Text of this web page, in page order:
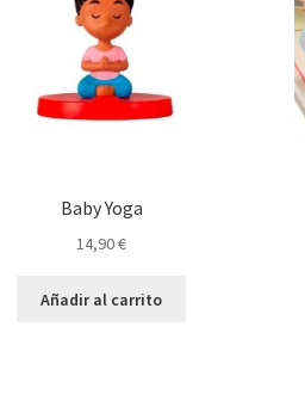
Baby Yoga
14,90€
Añadir al carrito